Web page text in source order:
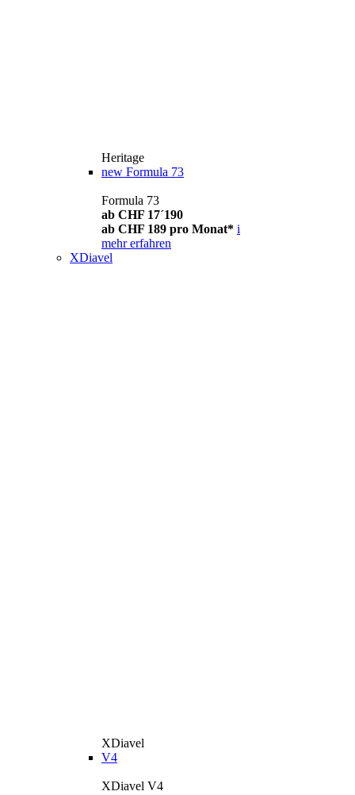
Heritage
new Formula 73
Formula 73
ab CHF 17´190
ab CHF 189 pro Monat* i
mehr erfahren
XDiavel
XDiavel
V4
XDiavel V4